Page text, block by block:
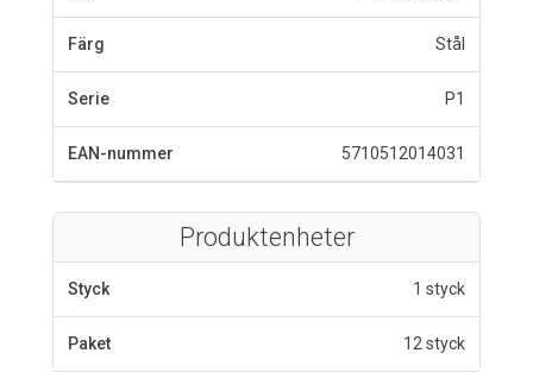
Färg Stål
Serie P1
EAN-nummer 5710512014031
Produktenheter
Styck 1 styck
Paket 12 styck